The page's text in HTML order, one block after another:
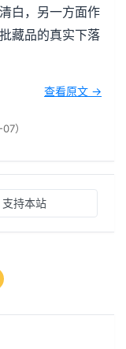
白，另一方面作
藏品的真实下落
查看原文 →
）
支持本站